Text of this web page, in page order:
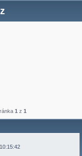
1 z 1